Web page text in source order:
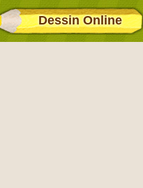
Dessin Online